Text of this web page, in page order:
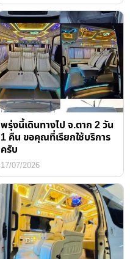
พรุ่งนี้เดินทางไป จ.ตาก 2 วัน
1 คืน ขอคุณที่เรียกใช้บริการ
ครับ
17/07/2026